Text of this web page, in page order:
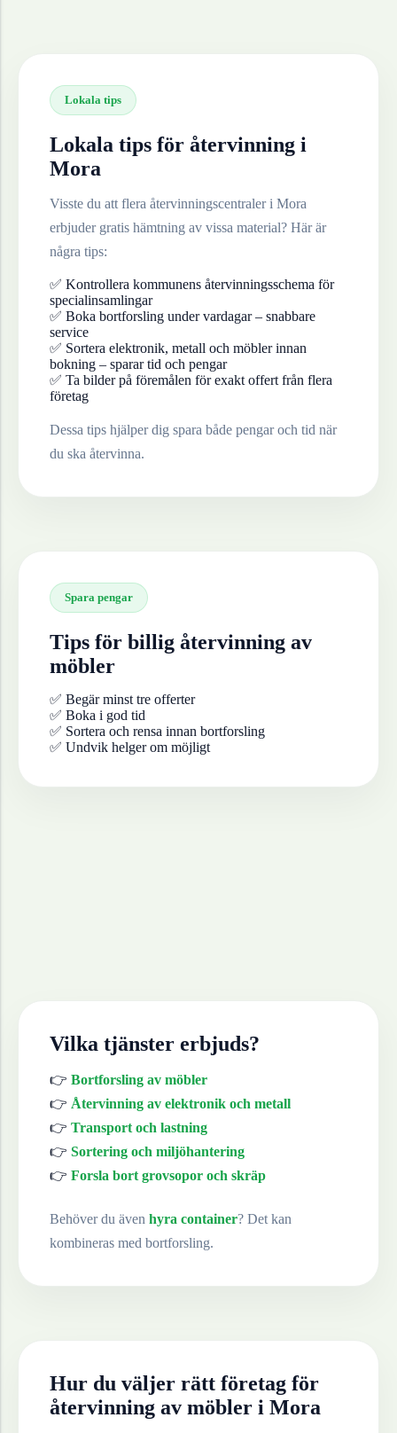
Lokala tips
Lokala tips för återvinning i
Mora
Visste du att flera återvinningscentraler i Mora
erbjuder gratis hämtning av vissa material? Här är
några tips:
✅ Kontrollera kommunens återvinningsschema för
specialinsamlingar
✅ Boka bortforsling under vardagar – snabbare
service
✅ Sortera elektronik, metall och möbler innan
bokning – sparar tid och pengar
✅ Ta bilder på föremålen för exakt offert från flera
företag
Dessa tips hjälper dig spara både pengar och tid när
du ska återvinna.
Spara pengar
Tips för billig återvinning av
möbler
✅ Begär minst tre offerter
✅ Boka i god tid
✅ Sortera och rensa innan bortforsling
✅ Undvik helger om möjligt
Vilka tjänster erbjuds?
👉 Bortforsling av möbler
👉 Återvinning av elektronik och metall
👉 Transport och lastning
👉 Sortering och miljöhantering
👉 Forsla bort grovsopor och skräp
Behöver du även hyra container? Det kan
kombineras med bortforsling.
Hur du väljer rätt företag för
återvinning av möbler i Mora